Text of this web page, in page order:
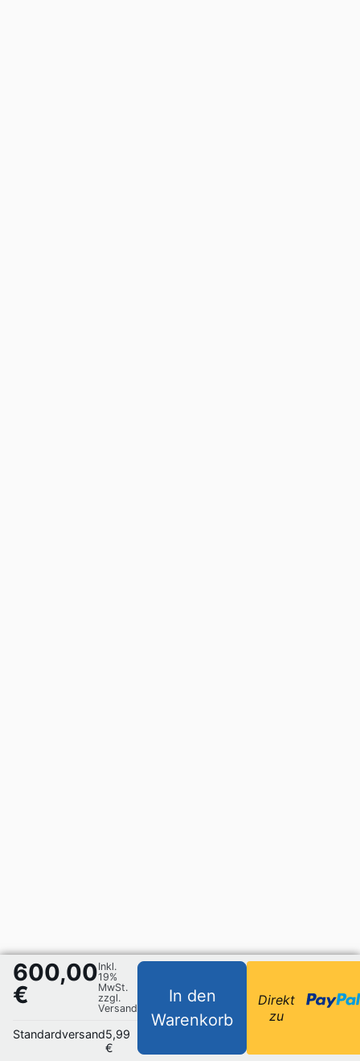
600,00
€
Inkl.
19%
MwSt.
zzgl.
Versand
Standardversand5,99
€
In den
Warenkorb
Direkt
zu